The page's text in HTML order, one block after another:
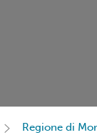
Regione di